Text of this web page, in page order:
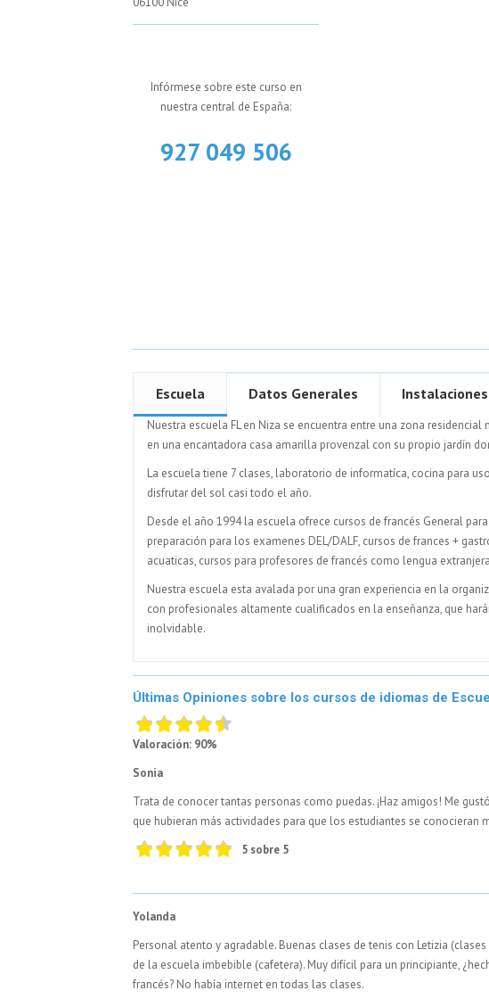
Infórmese sobre este curso en
nuestra central de España:
927 049 506
Escuela Datos Generales Instalaciones
Nuestra escuela FL en Niza se encuentra entre una zona
en una encantadora casa amarilla provenzal con su propio jardín
La escuela tiene 7 clases, laboratorio de informatíca, cocina para
disfrutar del sol casi todo el año.
Desde el año 1994 la escuela ofrece cursos de francés General
preparación para los examenes DEL/DALF, cursos de frances +
acuaticas, cursos para profesores de francés como lengua
Nuestra escuela esta avalada por una gran experiencia en la
con profesionales altamente cualificados en la enseñanza, que
inolvidable.
Últimas Opiniones sobre los cursos de idiomas de
Valoración: 90%
Sonia
Trata de conocer tantas personas como puedas. ¡Haz amigos! Me
que hubieran más actividades para que los estudiantes se conocieran
5 sobre 5
Yolanda
Personal atento y agradable. Buenas clases de tenis con Letizia
de la escuela imbebible (cafetera). Muy difícil para un principiante,
francés? No había internet en todas las clases.